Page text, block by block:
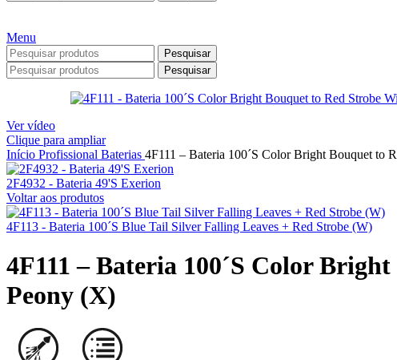
Menu
Pesquisar
Pesquisar
Ver vídeo
Clique para ampliar
Início Profissional Baterias 4F111 – Bateria 100´S Color Bright Bouquet
2F4932 - Bateria 49'S Exerion
Voltar aos produtos
4F113 - Bateria 100´S Blue Tail Silver Falling Leaves + Red Strobe (W)
4F111 – Bateria 100´S Color
Peony (X)